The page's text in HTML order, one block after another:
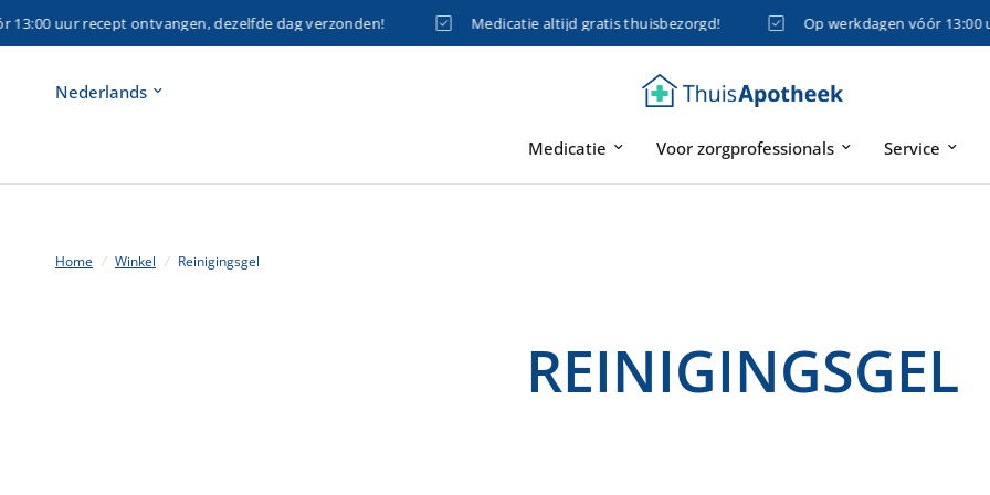
uur recept ontvangen, dezelfde dag verzonden! Medicatie altijd gratis thuisbezorgd! Op werkdagen vóór 13:00
Land/regio
bijwerken
Medicatie Voor zorgprofessionals Service
Home / Winkel / Reinigingsgel
REINIGINGSGEL